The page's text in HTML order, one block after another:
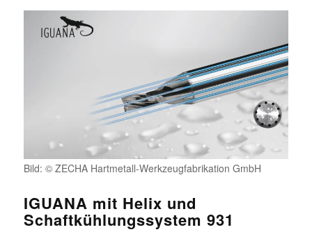
Bild: © ZECHA Hartmetall-Werkzeugfabrikation GmbH
IGUANA mit Helix und
Schaftkühlungssystem 931